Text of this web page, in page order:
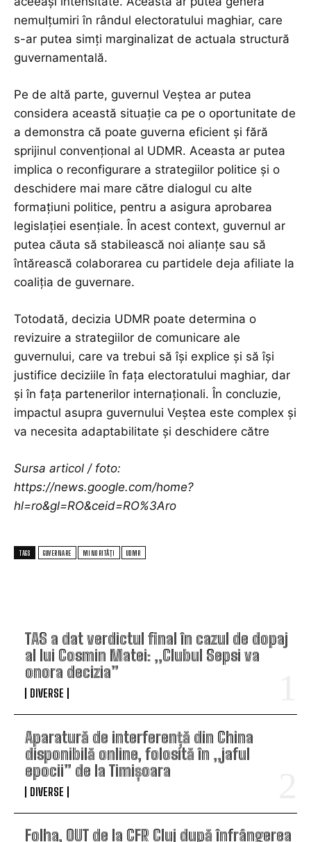
TAS a dat verdictul final în cazul de dopaj
al lui Cosmin Matei: „Clubul Sepsi va
onora decizia”
DIVERSE
Aparatură de interferență din China
disponibilă online, folosită în „jaful
epocii” de la Timișoara
DIVERSE
Folha, OUT de la CFR Cluj după înfrângerea
nemulțumiri în rândul electoratului maghiar, care
s-ar putea simți marginalizat de actuala structură
guvernamentală.
Pe de altă parte, guvernul Veștea ar putea
considera această situație ca pe o oportunitate de
a demonstra că poate guverna eficient și fără
sprijinul convențional al UDMR. Aceasta ar putea
implica o reconfigurare a strategiilor politice și o
deschidere mai mare către dialogul cu alte
formațiuni politice, pentru a asigura aprobarea
legislației esențiale. În acest context, guvernul ar
putea căuta să stabilească noi alianțe sau să
întărească colaborarea cu partidele deja afiliate la
coaliția de guvernare.
Totodată, decizia UDMR poate determina o
revizuire a strategiilor de comunicare ale
guvernului, care va trebui să își explice și să își
justifice deciziile în fața electoratului maghiar, dar
și în fața partenerilor internaționali. În concluzie,
impactul asupra guvernului Veștea este complex și
va necesita adaptabilitate și deschidere către
Sursa articol / foto:
https://news.google.com/home?
hl=ro&gl=RO&ceid=RO%3Aro
TAGS GUVERNARE MINORITĂȚI UDMR